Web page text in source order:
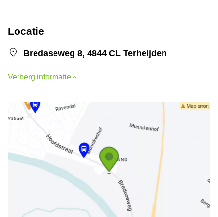
Locatie
Bredaseweg 8, 4844 CL Terheijden
Verberg informatie